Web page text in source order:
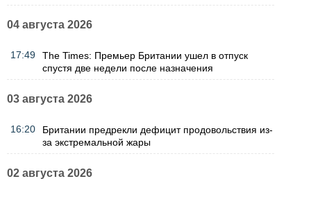
04 августа 2026
17:49
The Times: Премьер Британии ушел в отпуск
спустя две недели после назначения
03 августа 2026
16:20
Британии предрекли дефицит продовольствия из-
за экстремальной жары
02 августа 2026